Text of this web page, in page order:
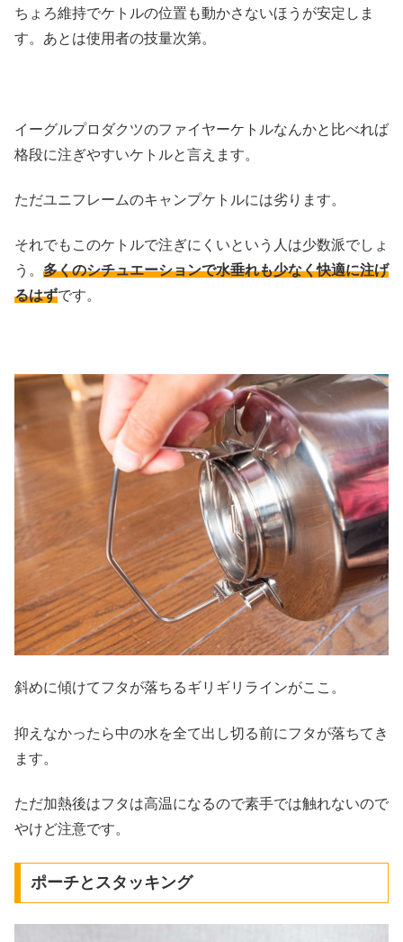
ちょろ維持でケトルの位置も動かさないほうが安定しま
す。あとは使用者の技量次第。
イーグルプロダクツのファイヤーケトルなんかと比べれば
格段に注ぎやすいケトルと言えます。
ただユニフレームのキャンプケトルには劣ります。
それでもこのケトルで注ぎにくいという人は少数派でしょ
う。 多くのシチュエーションで水垂れも少なく快適に注げ
るはずです。
斜めに傾けてフタが落ちるギリギリラインがここ。
抑えなかったら中の水を全て出し切る前にフタが落ちてき
ます。
ただ加熱後はフタは高温になるので素手では触れないので
やけど注意です。
ポーチとスタッキング